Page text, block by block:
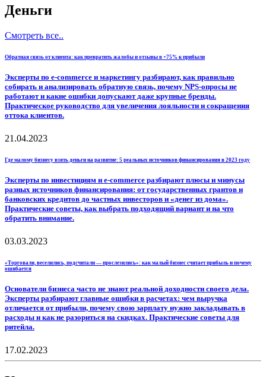
Деньги
Смотреть все..
Обратная связь от клиента: как превратить жалобы и отзывы в +75% к прибыли
Эксперты по e-commerce и маркетингу разбирают, как правильно
собирать и анализировать обратную связь, почему NPS-опросы не
работают и какие ошибки допускают даже крупные бренды.
Практическое руководство для увеличения лояльности и сокращения
оттока клиентов.
21.04.2023
Где малому бизнесу взять деньги на развитие: 5 реальных источников финансирования в 2023 году
Эксперты по инвестициям и e-commerce разбирают плюсы и минусы
разных источников финансирования: от государственных грантов и
банковских кредитов до частных инвесторов и «денег из дома».
Практические советы, как выбрать подходящий вариант и на что
обратить внимание.
03.03.2023
«Торговали, веселились, подсчитали — прослезились»: как малый бизнес считает прибыль и почему
ошибается
Основатели бизнеса часто не знают реальной доходности своего дела.
Эксперты разбирают главные ошибки в расчетах: чем выручка
отличается от прибыли, почему свою зарплату нужно закладывать в
расходы и как не разориться на скидках. Практические советы для
ритейла.
17.02.2023